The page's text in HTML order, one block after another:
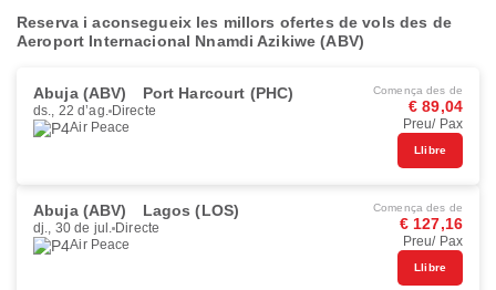
Reserva i aconsegueix les millors ofertes de vols des de
Aeroport Internacional Nnamdi Azikiwe (ABV)
Abuja (ABV) Port Harcourt (PHC)
ds., 22 d’ag. Directe
Air Peace
Comença des de
€ 89,04
Preu/ Pax
Llibre
Abuja (ABV) Lagos (LOS)
dj., 30 de jul. Directe
Air Peace
Comença des de
€ 127,16
Preu/ Pax
Llibre